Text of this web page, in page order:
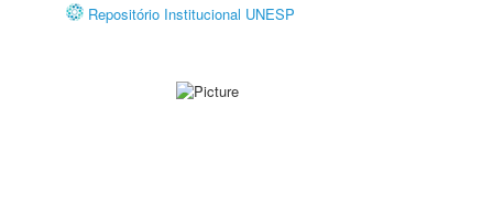
Repositório Institucional UNESP